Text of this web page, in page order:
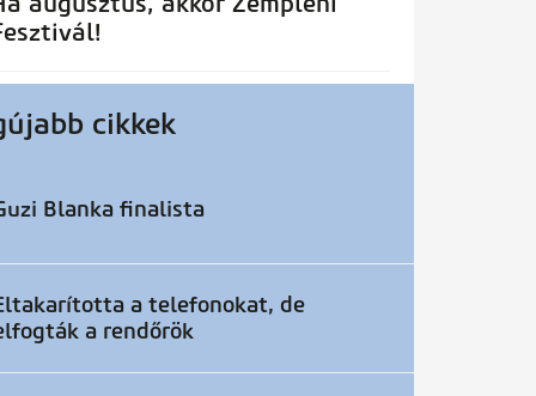
cikkek
Blanka finalista
a telefonokat, de
a rendőrök